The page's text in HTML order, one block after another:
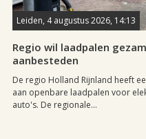
Leiden, 4 augustus 2026, 14:13
Regio wil laadpalen
aanbesteden
De regio Holland Rijnland heeft
aan openbare laadpalen voor
auto's. De regionale...